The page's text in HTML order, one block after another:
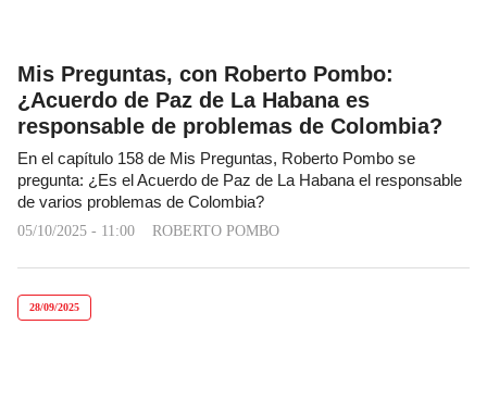
¿Acuerdo de Paz de La Habana es
responsable de problemas de Colombia?
En el capítulo 158 de Mis Preguntas, Roberto Pombo se
pregunta: ¿Es el Acuerdo de Paz de La Habana el responsable
de varios problemas de Colombia?
05/10/2025 - 11:00